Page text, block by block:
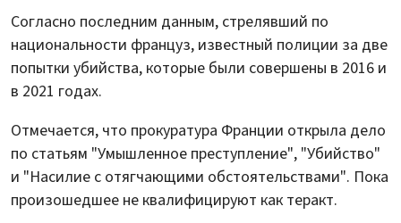
Согласно последним данным, стрелявший по
национальности француз, известный полиции за две
попытки убийства, которые были совершены в 2016 и
в 2021 годах.
Отмечается, что прокуратура Франции открыла дело
по статьям "Умышленное преступление", "Убийство"
и "Насилие с отягчающими обстоятельствами". Пока
произошедшее не квалифицируют как теракт.